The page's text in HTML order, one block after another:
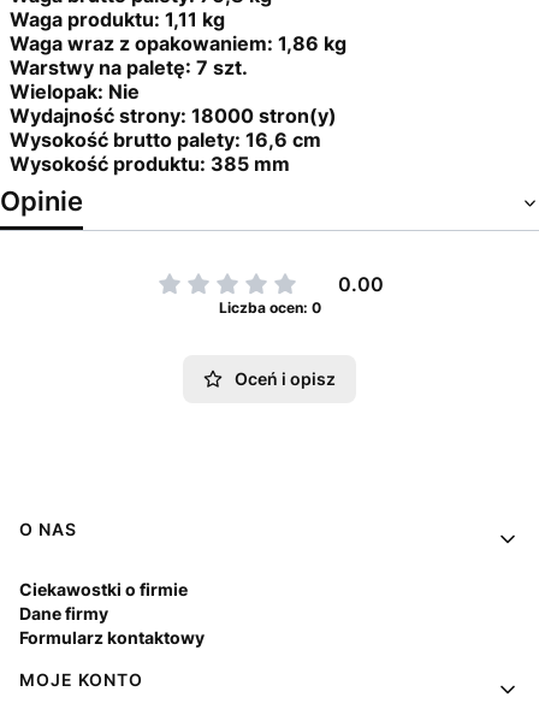
Waga produktu: 1,11 kg
Waga wraz z opakowaniem: 1,86 kg
Warstwy na paletę: 7 szt.
Wielopak: Nie
Wydajność strony: 18000 stron(y)
Wysokość brutto palety: 16,6 cm
Wysokość produktu: 385 mm
Opinie
0.00
Liczba ocen: 0
Oceń i opisz
Linki w stopce
O NAS
Ciekawostki o firmie
Dane firmy
Formularz kontaktowy
MOJE KONTO